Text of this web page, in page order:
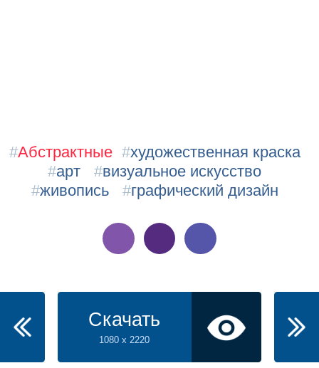
#Абстрактные #художественная краска
#арт #визуальное искусство
#живопись #графический дизайн
Скачать
1080 x 2220